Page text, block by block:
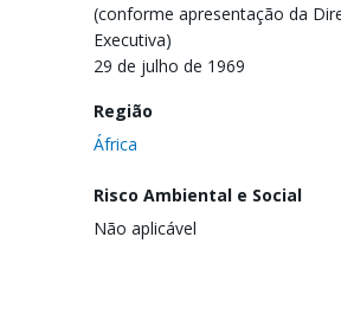
(conforme apresentação da
Executiva)
29 de julho de 1969
Região
África
Risco Ambiental e Social
Não aplicável